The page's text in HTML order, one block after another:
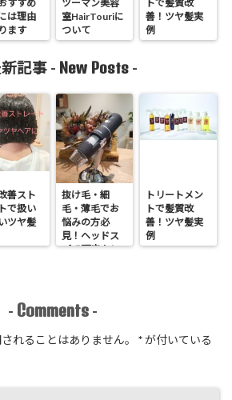
すすめ
は理由
ます
ツーマン美容
室HairTouriに
ついて
トで髪質改
善！ツヤ髪実
例
記事 - New Posts -
善スト
で扱い
ツヤ髪
抜け毛・細
毛・薄毛でお
悩みの方必
見！ヘッドス
パで頭皮クレ
トリートメン
トで髪質改
善！ツヤ髪実
例
- Comments -
れることはありません。 *が付いている